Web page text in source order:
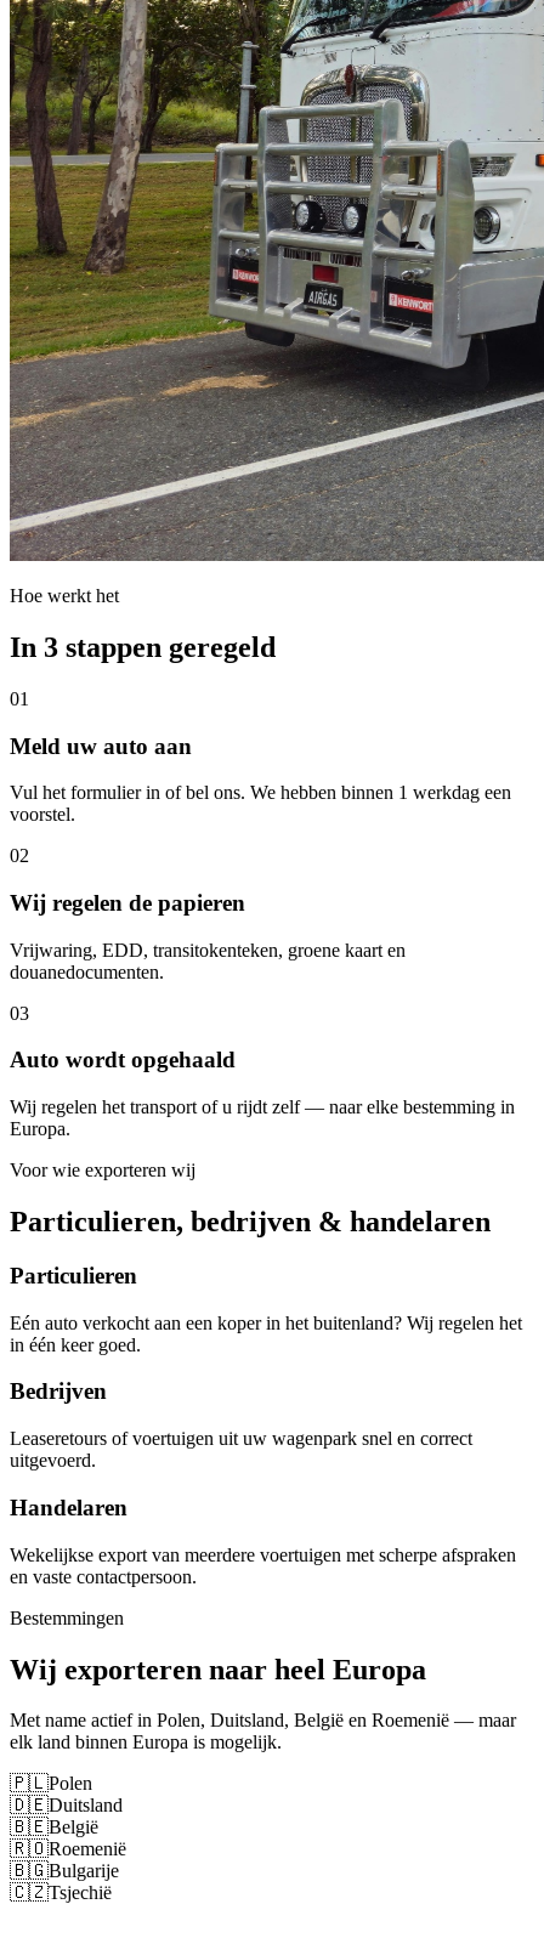
Hoe werkt het
In 3 stappen geregeld
01
Meld uw auto aan
Vul het formulier in of bel ons. We hebben binnen 1 werkdag een
voorstel.
02
Wij regelen de papieren
Vrijwaring, EDD, transitokenteken, groene kaart en
douanedocumenten.
03
Auto wordt opgehaald
Wij regelen het transport of u rijdt zelf — naar elke bestemming in
Europa.
Voor wie exporteren wij
Particulieren, bedrijven & handelaren
Particulieren
Eén auto verkocht aan een koper in het buitenland? Wij regelen het
in één keer goed.
Bedrijven
Leaseretours of voertuigen uit uw wagenpark snel en correct
uitgevoerd.
Handelaren
Wekelijkse export van meerdere voertuigen met scherpe afspraken
en vaste contactpersoon.
Bestemmingen
Wij exporteren naar heel Europa
Met name actief in Polen, Duitsland, België en Roemenië — maar
elk land binnen Europa is mogelijk.
🇵🇱Polen
🇩🇪Duitsland
🇧🇪België
🇷🇴Roemenië
🇧🇬Bulgarije
🇨🇿Tsjechië